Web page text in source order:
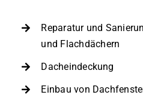
Reparatur und
und Flachdächern
Dacheindeckung
Einbau von